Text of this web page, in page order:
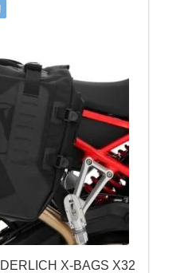
X-BAGS X32